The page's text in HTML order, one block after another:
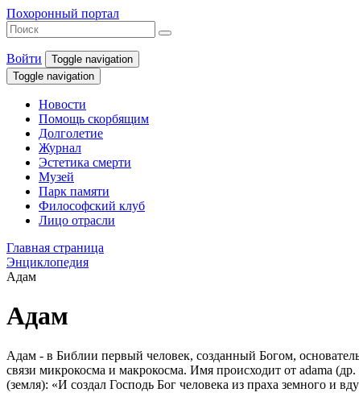
Похоронный портал
Войти
Toggle navigation
Toggle navigation
Новости
Помощь скорбящим
Долголетие
Журнал
Эстетика смерти
Музей
Парк памяти
Философский клуб
Лицо отрасли
Главная страница
Энциклопедия
Адам
Адам
Адам - в Библии первый человек, созданный Богом,
связи микрокосма и макрокосма. Имя происходит от adama
(земля): «И создал Господь Бог человека из праха земного и